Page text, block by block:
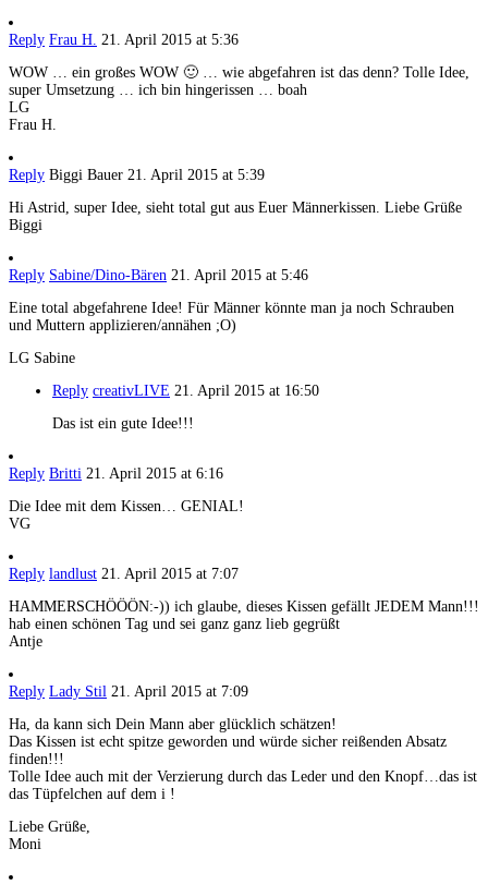
Reply Frau H. 21. April 2015 at 5:36
WOW … ein großes WOW 🙂 … wie abgefahren ist das denn? Tolle Idee,
super Umsetzung … ich bin hingerissen … boah
LG
Frau H.
Reply Biggi Bauer 21. April 2015 at 5:39
Hi Astrid, super Idee, sieht total gut aus Euer Männerkissen. Liebe Grüße
Biggi
Reply Sabine/Dino-Bären 21. April 2015 at 5:46
Eine total abgefahrene Idee! Für Männer könnte man ja noch Schrauben
und Muttern applizieren/annähen ;O)
LG Sabine
Reply creativLIVE 21. April 2015 at 16:50
Das ist ein gute Idee!!!
Reply Britti 21. April 2015 at 6:16
Die Idee mit dem Kissen… GENIAL!
VG
Reply landlust 21. April 2015 at 7:07
HAMMERSCHÖÖÖN:-)) ich glaube, dieses Kissen gefällt JEDEM Mann!!!
hab einen schönen Tag und sei ganz ganz lieb gegrüßt
Antje
Reply Lady Stil 21. April 2015 at 7:09
Ha, da kann sich Dein Mann aber glücklich schätzen!
Das Kissen ist echt spitze geworden und würde sicher reißenden Absatz
finden!!!
Tolle Idee auch mit der Verzierung durch das Leder und den Knopf…das ist
das Tüpfelchen auf dem i !
Liebe Grüße,
Moni